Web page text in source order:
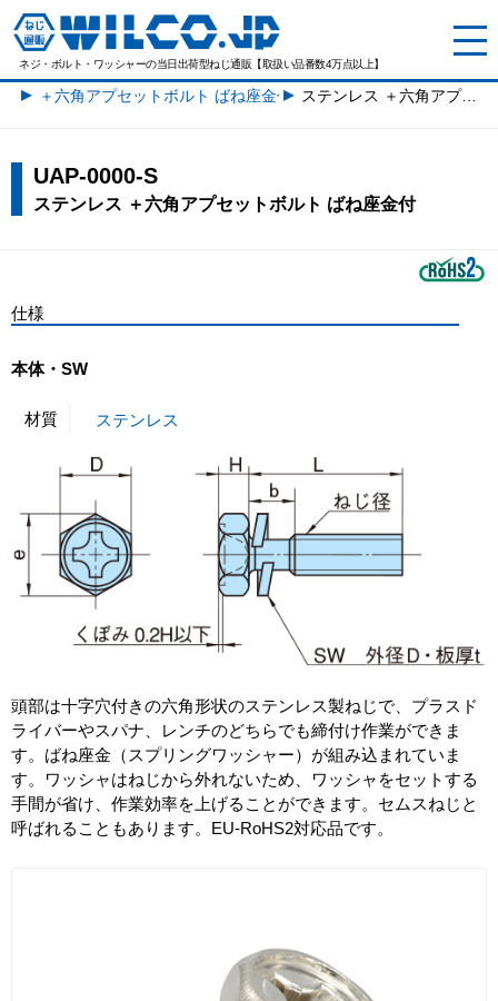
ネジ・ボルト・ワッシャーの当日出荷型ねじ通販【取扱い品番数4万点以上】
＋六角アプセットボルト ばね座金付一覧 ステンレス ＋六角アプセットボルト ばね座金付
UAP-0000-S
ステンレス ＋六角アプセットボルト ばね座金付
仕様
本体・SW
材質 ステンレス
頭部は十字穴付きの六角形状のステンレス製ねじで、プラスド
ライバーやスパナ、レンチのどちらでも締付け作業ができま
す。ばね座金（スプリングワッシャー）が組み込まれていま
す。ワッシャはねじから外れないため、ワッシャをセットする
手間が省け、作業効率を上げることができます。セムスねじと
呼ばれることもあります。EU-RoHS2対応品です。